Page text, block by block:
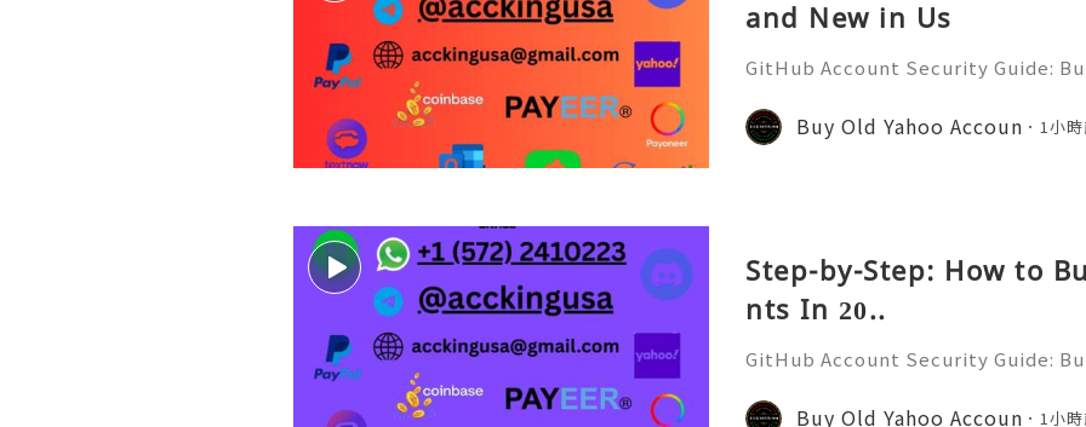
and New in Us
GitHub Account Security Guide:
d's leading platforms for
ration. Millions of develo
Buy Old Yahoo Accoun 1小
Step-by-Step: How to
nts In 20..
GitHub Account Security Guide:
d's leading platforms for
Buy Old Yahoo Accoun 1小